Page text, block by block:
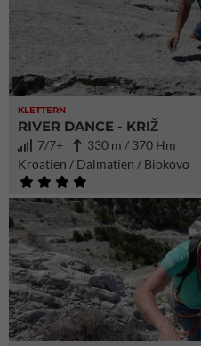
KLETTERN
RIVER DANCE - KRIŽ
7/7+
330 m / 370 Hm
Kroatien / Dalmatien / Biokovo